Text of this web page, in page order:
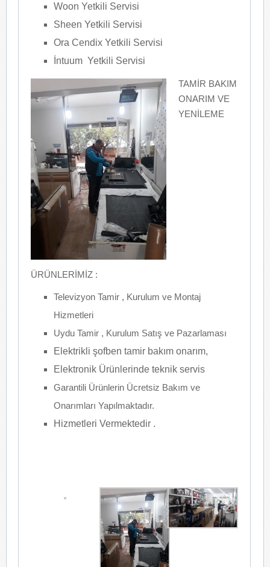
Woon Yetkili Servisi
Sheen Yetkili Servisi
Ora Cendix Yetkili Servisi
İntuum Yetkili Servisi
TAMİR BAKIM
ONARIM VE
YENİLEME
ÜRÜNLERİMİZ :
Televizyon Tamir , Kurulum ve Montaj
Hizmetleri
Uydu Tamir , Kurulum Satış ve Pazarlaması
Elektrikli şofben tamir bakım onarım,
Elektronik Ürünlerinde teknik servis
Garantili Ürünlerin Ücretsiz Bakım ve
Onarımları Yapılmaktadır.
Hizmetleri Vermektedir .